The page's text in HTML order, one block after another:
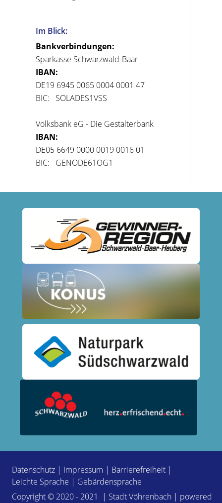
Im Blick:
Bankverbindungen:
Sparkasse Schwarzwald-Baar
IBAN:
DE19 6945 0065 0004 0001 47
BIC: SOLADES1VSS
Volksbank eG - Die Gestalterbank
IBAN:
DE05 6649 0000 0019 0016 01
BIC: GENODE61OG1
Datenschutz | Impressum | Barrierefreiheit |
Leichte Sprache | Gebärdensprache
Copyright © 2020 - 2021 | Stadt Vöhrenbach | powered